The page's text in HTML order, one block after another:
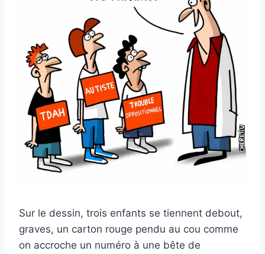
Sur le dessin, trois enfants se tiennent debout,
graves, un carton rouge pendu au cou comme
on accroche un numéro à une bête de